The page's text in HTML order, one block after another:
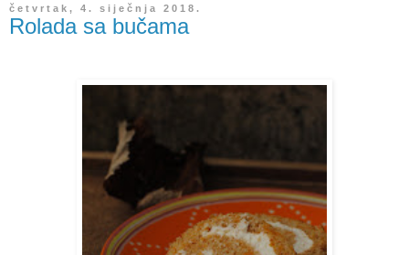
četvrtak, 4. siječnja 2018.
Rolada sa bučama